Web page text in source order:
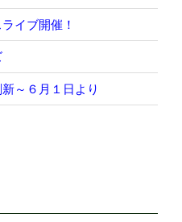
イブ開催！
～６月１日より